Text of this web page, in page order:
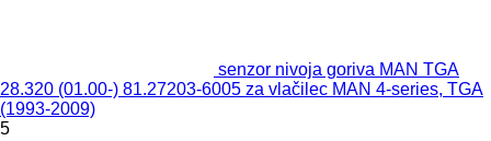
senzor nivoja goriva MAN TGA
28.320 (01.00-) 81.27203-6005 za vlačilec MAN 4-series, TGA
(1993-2009)
5